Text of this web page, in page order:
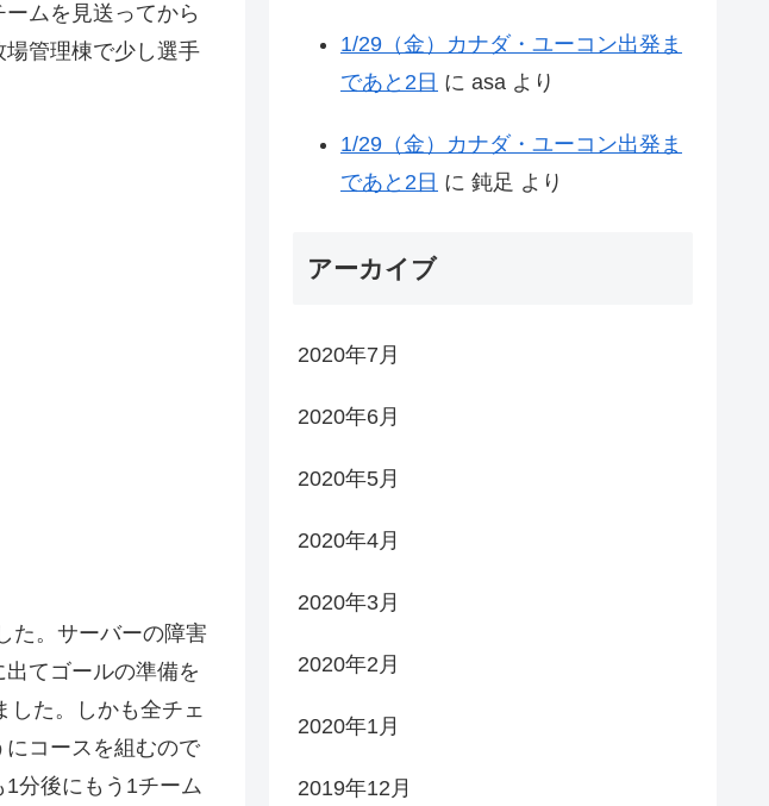
ムを見送ってから
管理棟で少し選手
た。サーバーの障害
てゴールの準備を
した。しかも全チェ
コースを組むので
分後にもう1チーム
1/29（金）カナダ・ユーコン出発ま
であと2日 に asa より
1/29（金）カナダ・ユーコン出発ま
であと2日 に 鈍足 より
アーカイブ
2020年7月
2020年6月
2020年5月
2020年4月
2020年3月
2020年2月
2020年1月
2019年12月